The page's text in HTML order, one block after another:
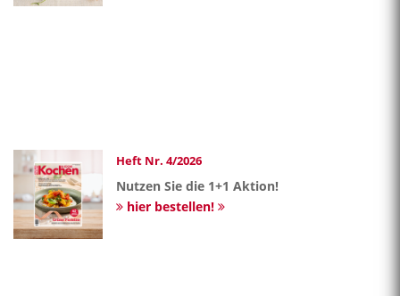
Heft Nr. 4/2026
Nutzen Sie die 1+1 Aktion!
hier bestellen!